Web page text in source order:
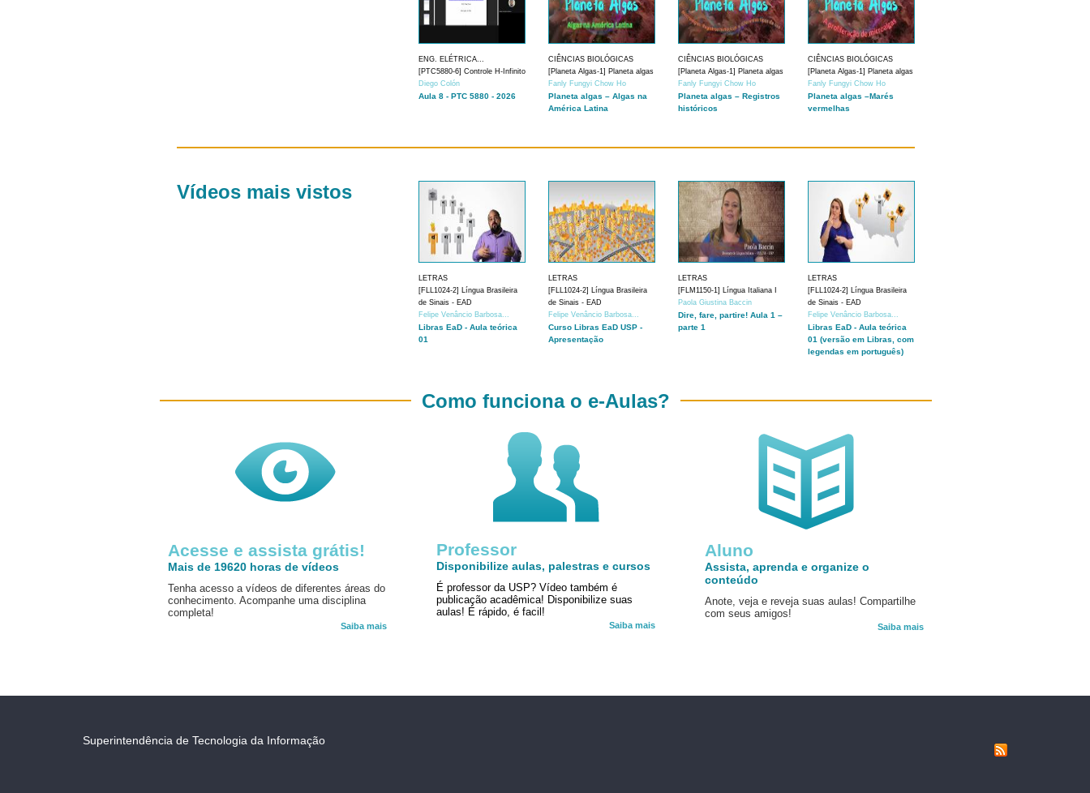
ENG. ELÉTRICA...
[PTC5880-6] Controle H-Infinito
Diego Colón
Aula 8 - PTC 5880 - 2026
CIÊNCIAS BIOLÓGICAS
[Planeta Algas-1] Planeta algas
Fanly Fungyi Chow Ho
Planeta algas – Algas na
América Latina
CIÊNCIAS BIOLÓGICAS
[Planeta Algas-1] Planeta algas
Fanly Fungyi Chow Ho
Planeta algas – Registros
históricos
CIÊNCIAS BIOLÓGICAS
[Planeta Algas-1] Planeta algas
Fanly Fungyi Chow Ho
Planeta algas –Marés
vermelhas
Vídeos mais vistos
LETRAS
[FLL1024-2] Língua Brasileira
de Sinais - EAD
Felipe Venâncio Barbosa...
Libras EaD - Aula teórica
01
LETRAS
[FLL1024-2] Língua Brasileira
de Sinais - EAD
Felipe Venâncio Barbosa...
Curso Libras EaD USP -
Apresentação
LETRAS
[FLM1150-1] Língua Italiana I
Paola Giustina Baccin
Dire, fare, partire! Aula 1 –
parte 1
LETRAS
[FLL1024-2] Língua Brasileira
de Sinais - EAD
Felipe Venâncio Barbosa...
Libras EaD - Aula teórica
01 (versão em Libras, com
legendas em português)
Acesse e assista grátis!
Mais de 19620 horas de vídeos
Tenha acesso a vídeos de diferentes áreas do
conhecimento. Acompanhe uma disciplina
completa!
Saiba mais
Aluno
Assista, aprenda e organize o
conteúdo
Anote, veja e reveja suas aulas! Compartilhe
com seus amigos!
Saiba mais
Como funciona o e-Aulas?
Professor
Disponibilize aulas, palestras e cursos
É professor da USP? Vídeo também é
publicação acadêmica! Disponibilize suas
aulas! É rápido, é facil!
Saiba mais
Superintendência de Tecnologia da Informação